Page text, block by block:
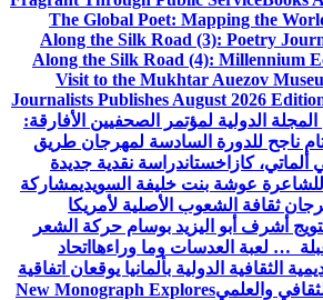
The Global Poet: Mapping the
Along the Silk Road (3): Poetry
Along the Silk Road (4): Millennium
Visit to the Mukhtar Auezov
Journalists Publishes August 2026
الدولية لمؤتمر الصحفيين الأفارقة:
ناجح للدورة السادسة لمهرجان طريق
ألماتي، كازاخستاندراسة نقدية جديدة
عوشة بنت خليفة السويديمشاركة
ثقافة الشعوب الأصلية لأمريكا
أشرف أبو اليزيد بوسام حركة الشعر
… لعبة العدسات وما وراءها اتحاد
الثقافية الدولية بألمانيا يوقعان اتفاقية
والعلميNew Monograph Explores